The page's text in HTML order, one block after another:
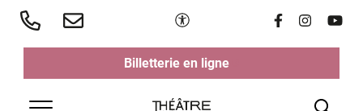
Aller
contenu
Paramètres d'accessibilité
Lien vers le
Lien vers
Lien
Billetterie en ligne(ouverture dans un nouvel
(ouverture dans un nouvel